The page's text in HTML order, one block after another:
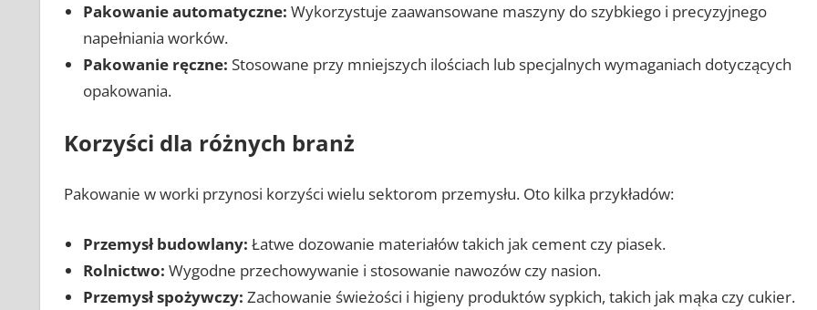
Pakowanie automatyczne: Wykorzystuje zaawansowane maszyny do szybkiego i precyzyjnego
napełniania worków.
Pakowanie ręczne: Stosowane przy mniejszych ilościach lub specjalnych wymaganiach dotyczących
opakowania.
Korzyści dla różnych branż
Pakowanie w worki przynosi korzyści wielu sektorom przemysłu. Oto kilka przykładów:
Przemysł budowlany: Łatwe dozowanie materiałów takich jak cement czy piasek.
Rolnictwo: Wygodne przechowywanie i stosowanie nawozów czy nasion.
Przemysł spożywczy: Zachowanie świeżości i higieny produktów sypkich, takich jak mąka czy cukier.